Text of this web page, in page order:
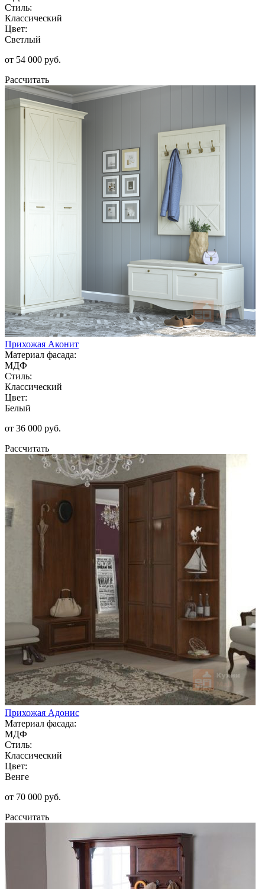
Стиль:
Классический
Цвет:
Светлый
от 54 000 руб.
Рассчитать
Прихожая Аконит
Материал фасада:
МДФ
Стиль:
Классический
Цвет:
Белый
от 36 000 руб.
Рассчитать
Прихожая Адонис
Материал фасада:
МДФ
Стиль:
Классический
Цвет:
Венге
от 70 000 руб.
Рассчитать